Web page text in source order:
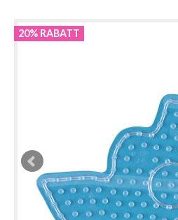
20% RABATT